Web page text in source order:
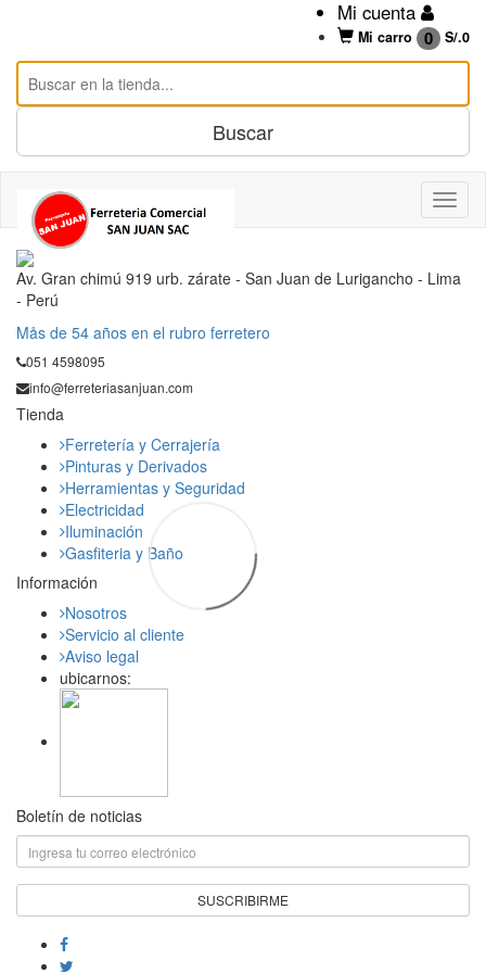
Mi cuenta
Mi carro 0 S/.0
Av. Gran chimú 919 urb. zárate - San Juan de Lurigancho - Lima
- Perú
Mås de 54 años en el rubro ferretero
051 4598095
info@ferreteriasanjuan.com
Tienda
Ferretería y Cerrajería
Pinturas y Derivados
Herramientas y Seguridad
Electricidad
Iluminación
Gasfiteria y Baño
Información
Nosotros
Servicio al cliente
Aviso legal
ubicarnos:
Boletín de noticias